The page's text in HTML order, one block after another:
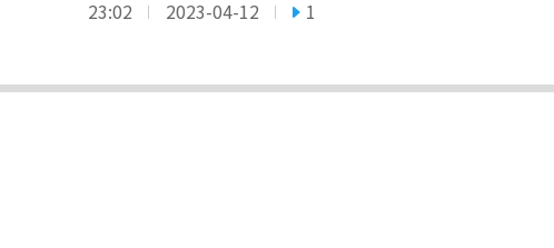
23:02 2023-04-12 1